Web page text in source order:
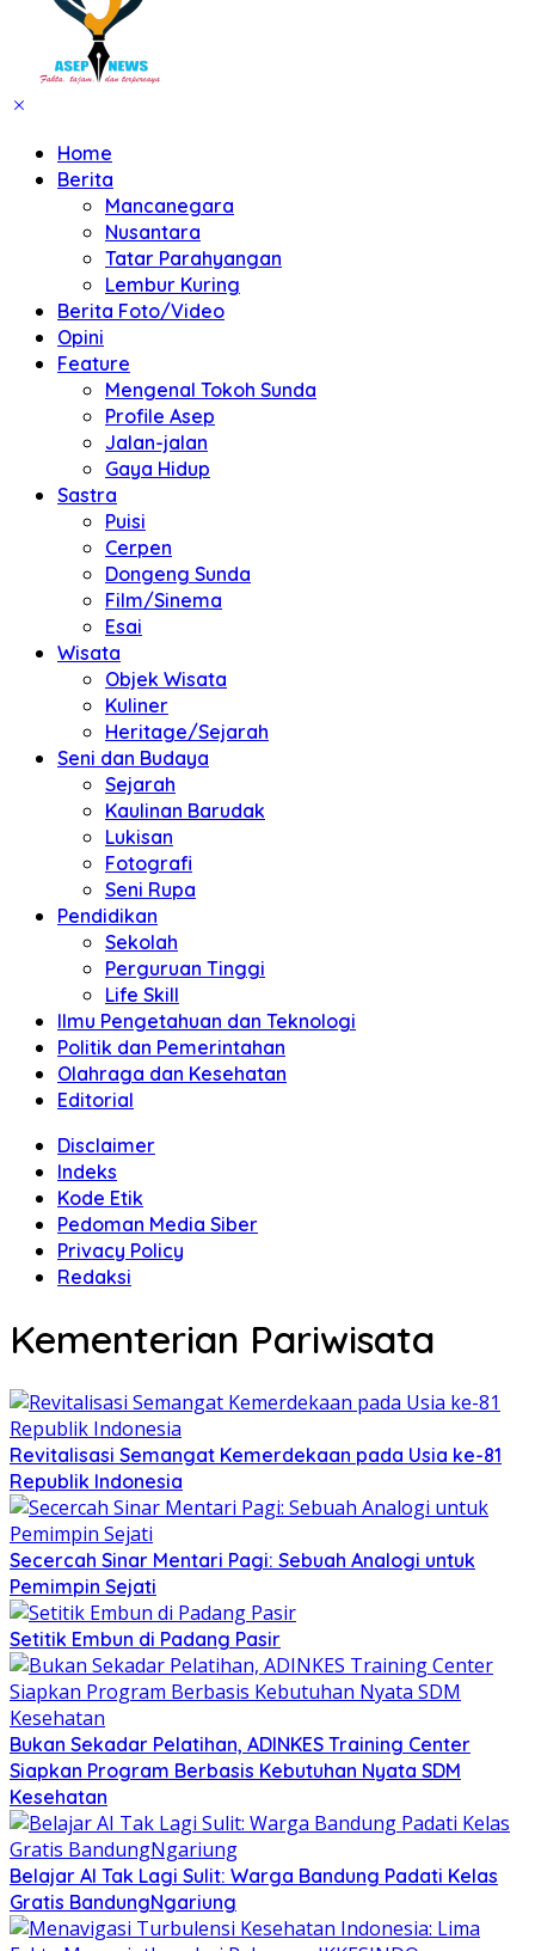
Home
Berita
Mancanegara
Nusantara
Tatar Parahyangan
Lembur Kuring
Berita Foto/Video
Opini
Feature
Mengenal Tokoh Sunda
Profile Asep
Jalan-jalan
Gaya Hidup
Sastra
Puisi
Cerpen
Dongeng Sunda
Film/Sinema
Esai
Wisata
Objek Wisata
Kuliner
Heritage/Sejarah
Seni dan Budaya
Sejarah
Kaulinan Barudak
Lukisan
Fotografi
Seni Rupa
Pendidikan
Sekolah
Perguruan Tinggi
Life Skill
Ilmu Pengetahuan dan Teknologi
Politik dan Pemerintahan
Olahraga dan Kesehatan
Editorial
Disclaimer
Indeks
Kode Etik
Pedoman Media Siber
Privacy Policy
Redaksi
Kementerian Pariwisata
Revitalisasi Semangat Kemerdekaan pada Usia ke-81
Republik Indonesia
Secercah Sinar Mentari Pagi: Sebuah Analogi untuk
Pemimpin Sejati
Setitik Embun di Padang Pasir
Bukan Sekadar Pelatihan, ADINKES Training Center
Siapkan Program Berbasis Kebutuhan Nyata SDM
Kesehatan
Belajar AI Tak Lagi Sulit: Warga Bandung Padati Kelas
Gratis BandungNgariung